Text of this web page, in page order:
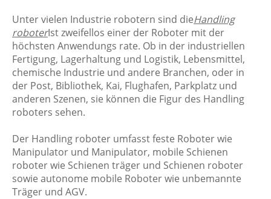
Unter vielen Industrie robotern sind dieHandling
roboterIst zweifellos einer der Roboter mit der
höchsten Anwendungs rate. Ob in der industriellen
Fertigung, Lagerhaltung und Logistik, Lebensmittel,
chemische Industrie und andere Branchen, oder in
der Post, Bibliothek, Kai, Flughafen, Parkplatz und
anderen Szenen, sie können die Figur des Handling
roboters sehen.
Der Handling roboter umfasst feste Roboter wie
Manipulator und Manipulator, mobile Schienen
roboter wie Schienen träger und Schienen roboter
sowie autonome mobile Roboter wie unbemannte
Träger und AGV.